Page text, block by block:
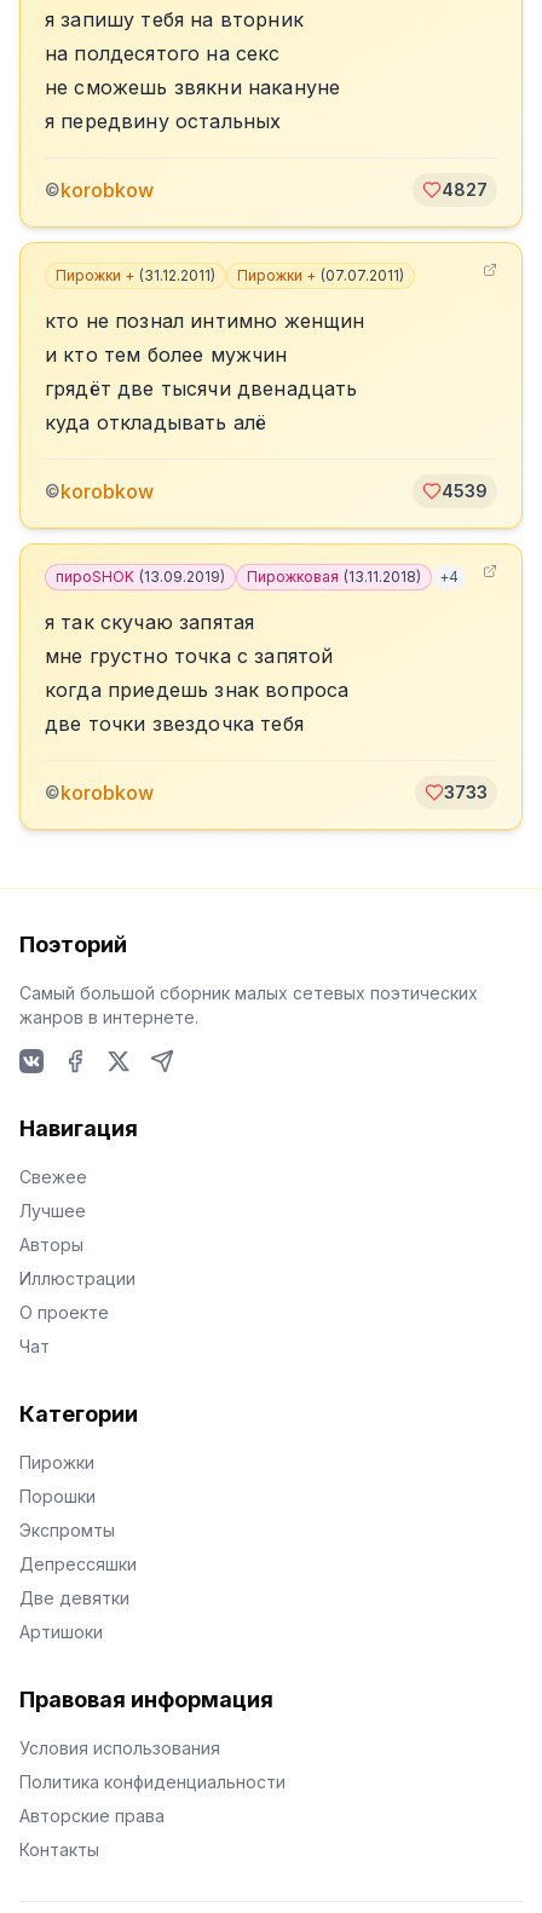
я запишу тебя на вторник
на полдесятого на секс
не сможешь звякни накануне
я передвину остальных
©korobkow 4827
Пирожки + (31.12.2011) Пирожки + (07.07.2011)
кто не познал интимно женщин
и кто тем более мужчин
грядëт две тысячи двенадцать
куда откладывать алë
©korobkow 4539
пироSHOK (13.09.2019) Пирожковая (13.11.2018) +4
я так скучаю запятая
мне грустно точка с запятой
когда приедешь знак вопроса
две точки звездочка тебя
©korobkow 3733
Поэторий
Самый большой сборник малых сетевых поэтических
жанров в интернете.
Навигация
Свежее
Лучшее
Авторы
Иллюстрации
О проекте
Чат
Категории
Пирожки
Порошки
Экспромты
Депрессяшки
Две девятки
Артишоки
Правовая информация
Условия использования
Политика конфиденциальности
Авторские права
Контакты